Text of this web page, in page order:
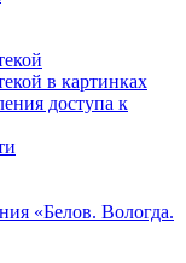
в картинках
доступа к
«Белов. Вологда.